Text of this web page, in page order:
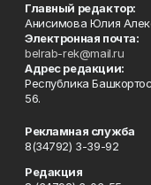
Главный редактор:
Анисимова Юлия
Электронная почта:
belrab-rek@mail.ru
Адрес редакции:
Республика
56.
Рекламная служба
8(34792) 3-39-92
Редакция